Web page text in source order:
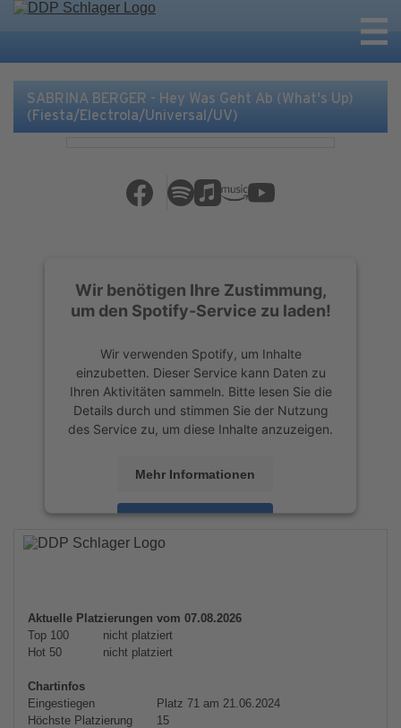
SABRINA BERGER - Hey Was Geht Ab (What's Up)
(Fiesta/Electrola/Universal/UV)
Wir benötigen Ihre Zustimmung,
um den Spotify-Service zu laden!
Wir verwenden Spotify, um Inhalte
einzubetten. Dieser Service kann Daten zu
Ihren Aktivitäten sammeln. Bitte lesen Sie die
Details durch und stimmen Sie der Nutzung
des Service zu, um diese Inhalte anzuzeigen.
Mehr Informationen
Akzeptieren
powered by
Aktuelle Platzierungen vom 07.08.2026
Top 100
nicht platziert
Hot 50
nicht platziert
Chartinfos
Eingestiegen
Platz 71 am 21.06.2024
Höchste Platzierung
15